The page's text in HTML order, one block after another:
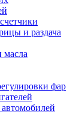
и раздача
масла
фар